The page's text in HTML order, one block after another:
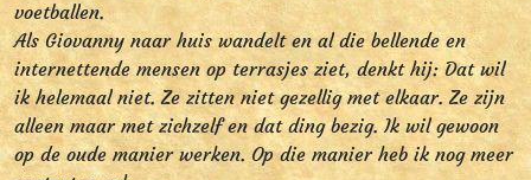
voetballen.
Als Giovanny naar huis wandelt en al die bellende en
internettende mensen op terrasjes ziet, denkt hij: Dat wil
ik helemaal niet. Ze zitten niet gezellig met elkaar. Ze zijn
alleen maar met zichzelf en dat ding bezig. Ik wil gewoon
op de oude manier werken. Op die manier heb ik nog meer